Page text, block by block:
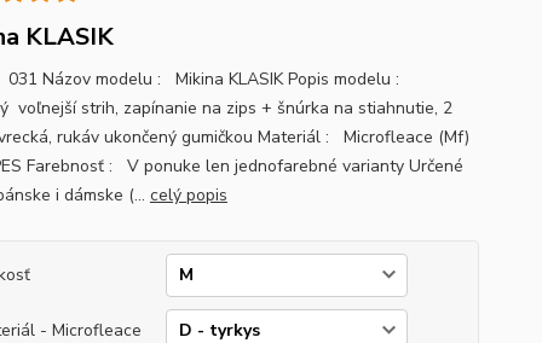
KLASIK
Názov modelu : Mikina KLASIK Popis modelu :
voľnejší strih, zapínanie na zips + šnúrka na stiahnutie, 2
rukáv ukončený gumičkou Materiál : Microfleace (Mf)
Farebnosť : V ponuke len jednofarebné varianty Určené
i dámske (... celý popis
- Microfleace